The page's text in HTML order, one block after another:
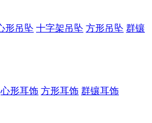
形吊坠 十字架吊坠 方形吊坠 群镶
心形耳饰 方形耳饰 群镶耳饰